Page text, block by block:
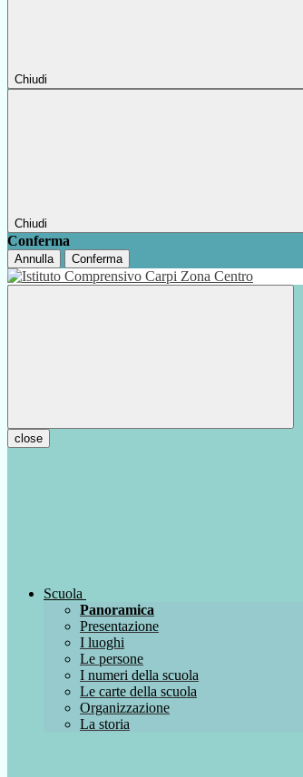
Chiudi
Chiudi
Conferma
Annulla Conferma
close
Scuola
Panoramica
Presentazione
I luoghi
Le persone
I numeri della scuola
Le carte della scuola
Organizzazione
La storia